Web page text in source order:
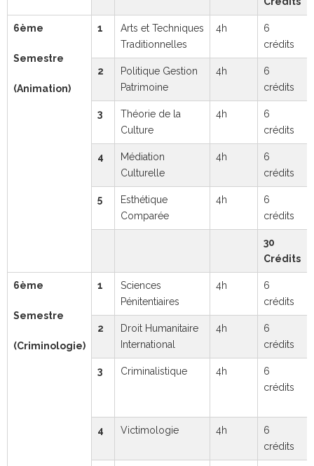
6ème
Semestre
(Animation)
1
Arts et Techniques
Traditionnelles
4h
6
crédits
2
Politique Gestion
Patrimoine
4h
6
crédits
3
Théorie de la
Culture
4h
6
crédits
4
Médiation
Culturelle
4h
6
crédits
5
Esthétique
Comparée
4h
6
crédits
30
Crédits
6ème
Semestre
(Criminologie)
1
Sciences
Pénitentiaires
4h
6
crédits
2
Droit Humanitaire
International
4h
6
crédits
3 Criminalistique 4h
6
crédits
4 Victimologie 4h
6
crédits